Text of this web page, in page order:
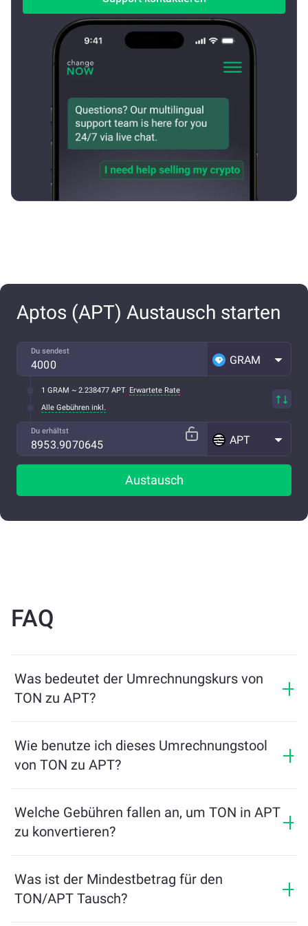
Aptos (APT) Austausch starten
Du sendest
GRAM
1 GRAM ~ 2.238477 APT Erwartete Rate
Alle Gebühren inkl.
Du erhältst
APT
Austausch
FAQ
Was bedeutet der Umrechnungskurs von
TON zu APT?
Austausch für TON erhalten. Dieser Kurs schwankt je
nach Marktbedingungen, Angebot und Nachfrage
Wie benutze ich dieses Umrechnungstool
von TON zu APT?
tauschen möchten, und das Tool berechnet die
geschätzte Menge an APT, die Sie erhalten. Folgen Sie
Welche Gebühren fallen an, um TON in APT
zu konvertieren?
Liquidität und Marktbedingungen. ChangeNOW bietet
wettbewerbsfähige Preise ohne versteckte Gebühren,
Was ist der Mindestbetrag für den
TON/APT Tausch?